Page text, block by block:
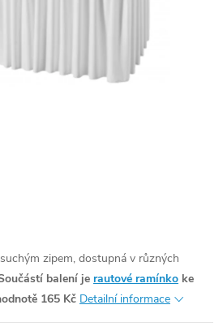
zipem, dostupná v různých
balení je rautové ramínko ke
165 Kč Detailní informace